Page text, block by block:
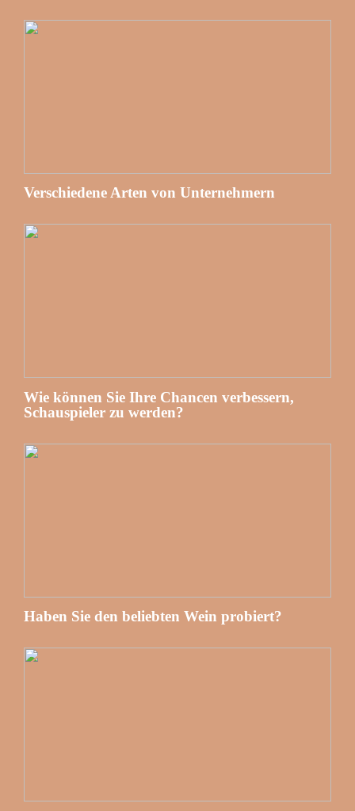
Verschiedene Arten von Unternehmern
Wie können Sie Ihre Chancen verbessern,
Schauspieler zu werden?
Haben Sie den beliebten Wein probiert?